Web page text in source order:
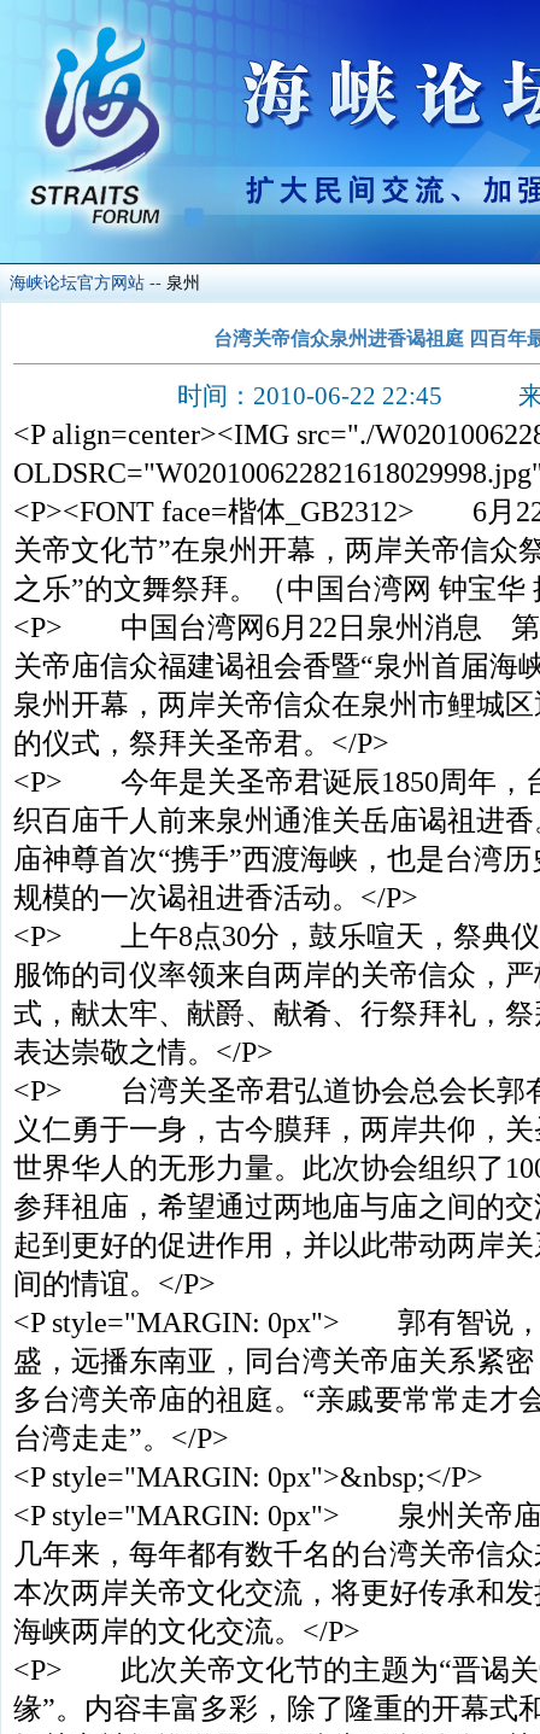
海峡论坛官方网站 -- 泉州
台湾关帝信众泉州进香谒祖庭 四百年
时间：2010-06-22 22:45 来
<P align=center><IMG src="./
<P><FONT face=楷体_GB2312> 6月
关帝文化节”在泉州开幕，两岸关帝信众
之乐”的文舞祭拜。（中国台湾网 钟宝华
<P> 中国台湾网6月22日泉州消息 第
关帝庙信众福建谒祖会香暨“泉州首届海
泉州开幕，两岸关帝信众在泉州市鲤城
的仪式，祭拜关圣帝君。</P>
<P> 今年是关圣帝君诞辰1850周年，
织百庙千人前来泉州通淮关岳庙谒祖进
庙神尊首次“携手”西渡海峡，也是台湾
规模的一次谒祖进香活动。</P>
<P> 上午8点30分，鼓乐喧天，祭典仪
服饰的司仪率领来自两岸的关帝信众，
式，献太牢、献爵、献肴、行祭拜礼，
表达崇敬之情。</P>
<P> 台湾关圣帝君弘道协会总会长郭
义仁勇于一身，古今膜拜，两岸共仰，
世界华人的无形力量。此次协会组织了
参拜祖庙，希望通过两地庙与庙之间的
起到更好的促进作用，并以此带动两岸
间的情谊。</P>
<P style="MARGIN: 0px"> 郭有智说
盛，远播东南亚，同台湾关帝庙关系紧
多台湾关帝庙的祖庭。“亲戚要常常走才
台湾走走”。</P>
<P style="MARGIN: 0px">&nbsp;</P>
<P style="MARGIN: 0px"> 泉州关帝
几年来，每年都有数千名的台湾关帝信
本次两岸关帝文化交流，将更好传承和
海峡两岸的文化交流。</P>
<P> 此次关帝文化节的主题为“晋谒关
缘”。内容丰富多彩，除了隆重的开幕式